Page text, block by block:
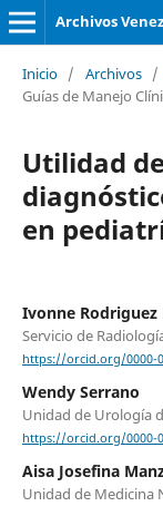
Archivos
Inicio / Archivos /
Guías de Manejo
Utilidad
en
Ivonne
Servicio de
https://orcid.org/0000-
Wendy Serrano
Unidad de Urología
https://orcid.org/0000-
Aisa Josefina
Unidad de Medicina